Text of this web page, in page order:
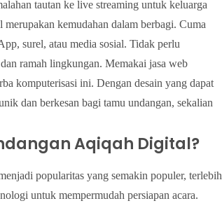
tautan ke live streaming untuk keluarga
kemudahan dalam berbagi. Cuma
surel, atau media sosial. Tidak perlu
ramah lingkungan. Memakai jasa web
komputerisasi ini. Dengan desain yang dapat
dan berkesan bagi tamu undangan, sekalian
Aqiqah Digital?
popularitas yang semakin populer, terlebih
untuk mempermudah persiapan acara.